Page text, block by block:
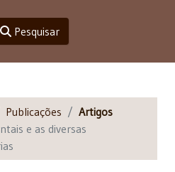
Pesquisar
Publicações
Artigos
e as diversas